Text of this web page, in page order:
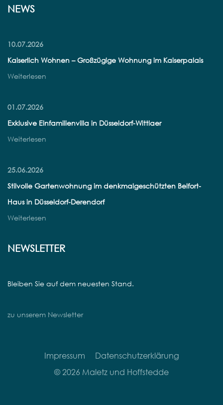
NEWS
10.07.2026
Kaiserlich Wohnen – Großzügige Wohnung im Kaiserpalais
Weiterlesen
01.07.2026
Exklusive Einfamilienvilla in Düsseldorf-Wittlaer
Weiterlesen
25.06.2026
Stilvolle Gartenwohnung im denkmalgeschützten Belfort-
Haus in Düsseldorf-Derendorf
Weiterlesen
NEWSLETTER
Bleiben Sie auf dem neuesten Stand.
zu unserem Newsletter
Impressum
Datenschutzerklärung
© 2026 Maletz und Hoffstedde